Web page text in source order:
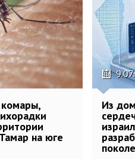
на юге
Из